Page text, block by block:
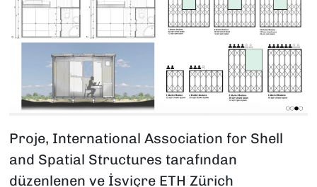
Proje, International Association for Shell
and Spatial Structures tarafından
düzenlenen ve İsviçre ETH Zürich